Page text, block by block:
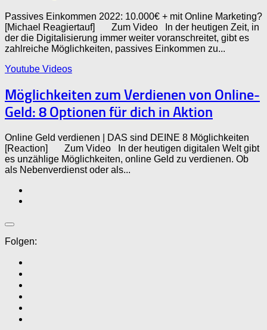
Passives Einkommen 2022: 10.000€ + mit Online Marketing?
[Michael Reagiertauf] Zum Video In der heutigen Zeit, in
der die Digitalisierung immer weiter voranschreitet, gibt es
zahlreiche Möglichkeiten, passives Einkommen zu...
Youtube Videos
Möglichkeiten zum Verdienen von Online-
Geld: 8 Optionen für dich in Aktion
Online Geld verdienen | DAS sind DEINE 8 Möglichkeiten
[Reaction] Zum Video In der heutigen digitalen Welt gibt
es unzählige Möglichkeiten, online Geld zu verdienen. Ob
als Nebenverdienst oder als...
Folgen: